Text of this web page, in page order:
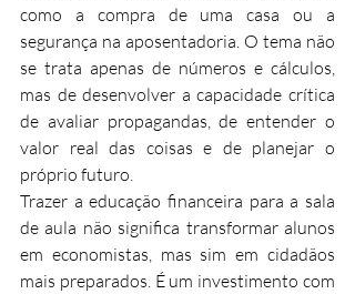
como a compra de uma casa ou a
segurança na aposentadoria. O tema não
se trata apenas de números e cálculos,
mas de desenvolver a capacidade crítica
de avaliar propagandas, de entender o
valor real das coisas e de planejar o
próprio futuro.
Trazer a educação financeira para a sala
de aula não significa transformar alunos
em economistas, mas sim em cidadãos
mais preparados. É um investimento com